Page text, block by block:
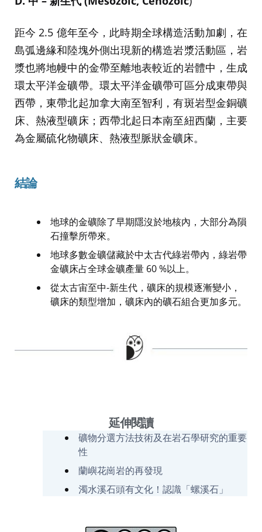
距今 2.5 億年至今，此時期全球構造活動加劇，在
島弧邊緣和陸塊外側出現新的構造岩漿活動區，岩
漿也將地幔中的金帶至離地表較近的岩體中，生成
環太平洋金礦帶。環太平洋金礦帶可區分成東帶與
西帶，東帶北起加拿大南至智利，有斑岩型金銅礦
床、熱液型礦床；西帶北起日本南至紐西蘭，主要
為金屬硫化物礦床、熱液型脈狀金礦床。
結論
地球的金礦除了早期隱沒於地核內，大部分為隕
石撞擊所帶來。
地球多數金礦儲藏於中太古代綠岩帶內，綠岩帶
金礦床占全球金礦產量 60 %以上。
從太古宙至中-新生代，礦床的規模逐漸變小，
礦床的類型增加，礦床內的礦石組合更加多元。
延伸閱讀
礦物分選方法技術及在岩石學研究的重要
性
蘭嶼花崗岩的再發現
濁水溪石頭有文化！認識「螺溪石」